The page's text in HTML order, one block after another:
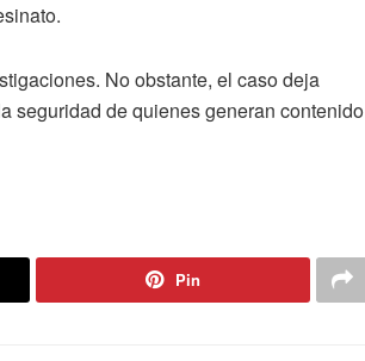
No obstante, el caso deja
seguridad de quienes generan contenido
Pin